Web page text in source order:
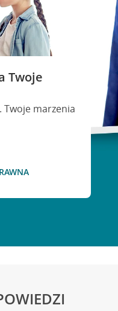
Twoje
Twoje marzenia